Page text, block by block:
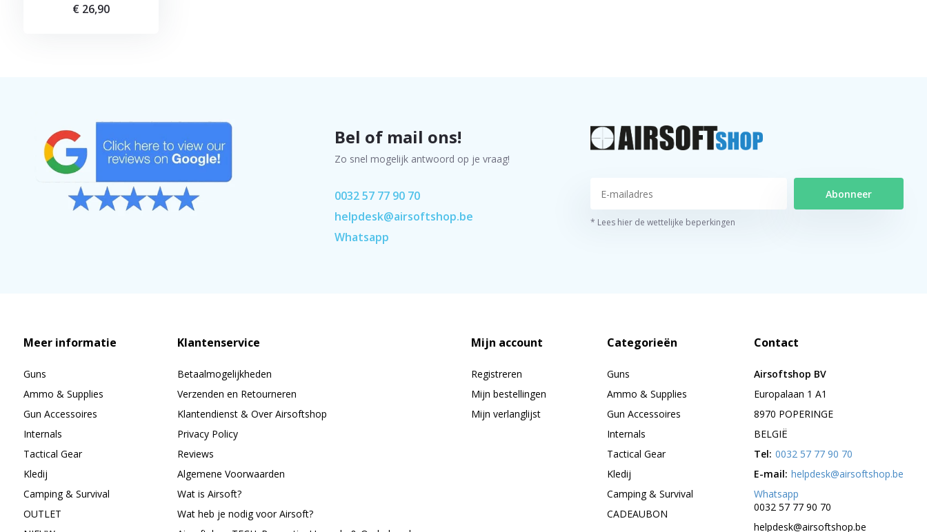
€ 26,90
Bel of mail ons!
Zo snel mogelijk antwoord op je vraag!
0032 57 77 90 70
helpdesk@airsoftshop.be
Whatsapp
Abonneer
* Lees hier de wettelijke beperkingen
Meer informatie
Guns
Ammo & Supplies
Gun Accessoires
Internals
Tactical Gear
Kledij
Camping & Survival
OUTLET
Klantenservice
Betaalmogelijkheden
Verzenden en Retourneren
Klantendienst & Over Airsoftshop
Privacy Policy
Reviews
Algemene Voorwaarden
Wat is Airsoft?
Wat heb je nodig voor Airsoft?
Mijn account
Registreren
Mijn bestellingen
Mijn verlanglijst
Categorieën
Guns
Ammo & Supplies
Gun Accessoires
Internals
Tactical Gear
Kledij
Camping & Survival
CADEAUBON
Contact
Airsoftshop BV
Europalaan 1 A1
8970 POPERINGE
BELGIË
Tel: 0032 57 77 90 70
E-mail: helpdesk@airsoftshop.be
Whatsapp
0032 57 77 90 70
helpdesk@airsoftshop.be